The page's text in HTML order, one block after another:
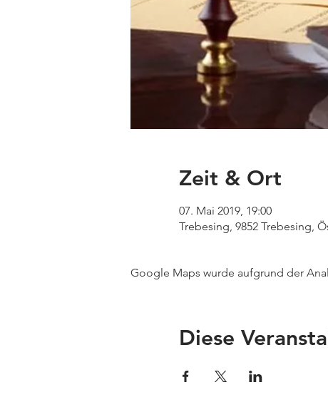
Zeit & Ort
07. Mai 2019, 19:00
Trebesing, 9852 Trebesing,
Google Maps wurde aufgrund der
Diese